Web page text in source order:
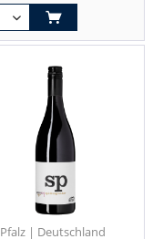
Pfalz | Deutschland